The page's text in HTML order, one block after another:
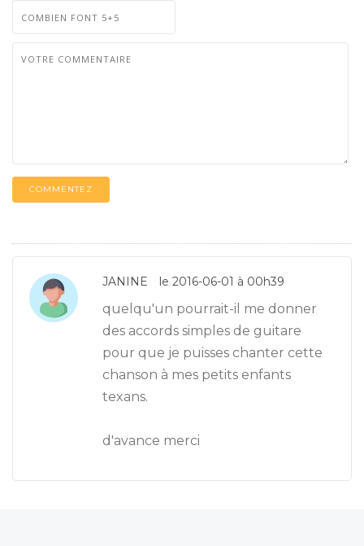
COMMENTEZ
JANINE le 2016-06-01 à 00h39
quelqu'un pourrait-il me donner
des accords simples de guitare
pour que je puisses chanter cette
chanson à mes petits enfants
texans.
d'avance merci